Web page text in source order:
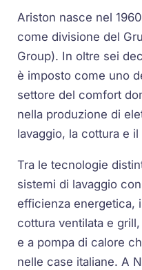
Ariston nasce nel
come divisione del
Group). In oltre sei
è imposto come uno
settore del comfort
nella produzione di
lavaggio, la cottura e
Tra le tecnologie
sistemi di lavaggio
efficienza energetica,
cottura ventilata e
e a pompa di calore
nelle case italiane. A